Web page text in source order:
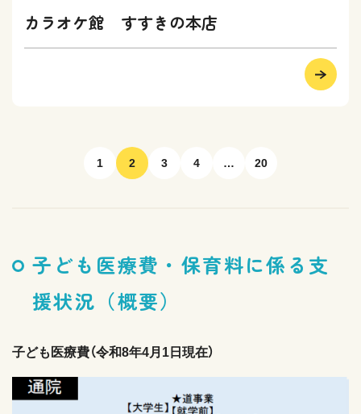
カラオケ館 すすきの本店
1 2 3 4 … 20
子ども医療費・保育料に係る支
援状況（概要）
子ども医療費（令和8年4月1日現在）